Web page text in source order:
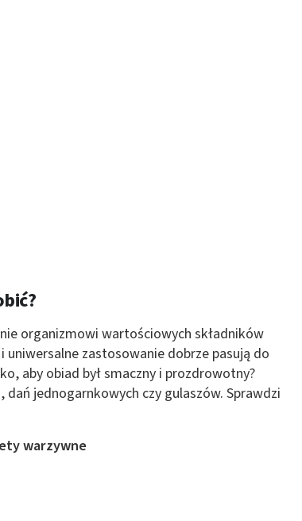
organizmowi wartościowych składników
uniwersalne zastosowanie dobrze pasują do
aby obiad był smaczny i prozdrowotny?
jednogarnkowych czy gulaszów. Sprawdzi
warzywne